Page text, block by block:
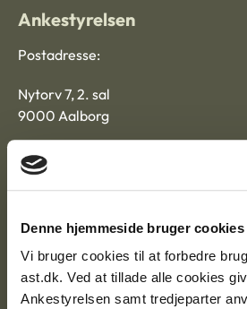
Denne hjemmeside bruger cookies
Vi bruger cookies til at forbedre
ast.dk. Ved at tillade alle cookies
Ankestyrelsen samt tredjeparter
Ankestyrelsen
Postadresse:
Nytorv 7, 2. sal
9000 Aalborg
Ankestyrelsen København